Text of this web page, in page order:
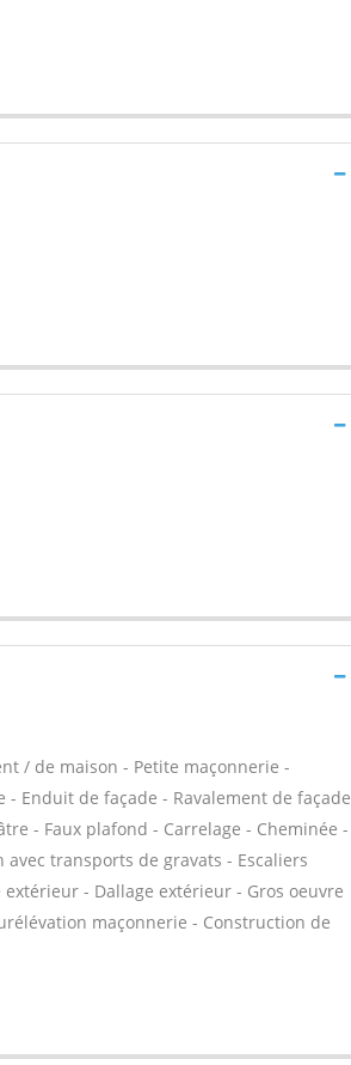
/ de maison - Petite maçonnerie -
Enduit de façade - Ravalement de façade
- Faux plafond - Carrelage - Cheminée -
transports de gravats - Escaliers
- Dallage extérieur - Gros oeuvre
maçonnerie - Construction de